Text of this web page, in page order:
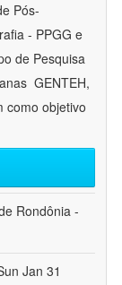
Pós-
- PPGG e
de Pesquisa
 GENTEH,
como objetivo
Rondônia -
Jan 31